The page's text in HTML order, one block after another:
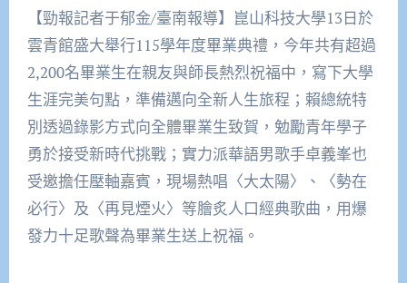
【勁報記者于郁金/臺南報導】崑山科技大學13日於
雲青館盛大舉行115學年度畢業典禮，今年共有超過
2,200名畢業生在親友與師長熱烈祝福中，寫下大學
生涯完美句點，準備邁向全新人生旅程；賴總統特
別透過錄影方式向全體畢業生致賀，勉勵青年學子
勇於接受新時代挑戰；實力派華語男歌手卓義峯也
受邀擔任壓軸嘉賓，現場熱唱〈大太陽〉、〈勢在
必行〉及〈再見煙火〉等膾炙人口經典歌曲，用爆
發力十足歌聲為畢業生送上祝福。